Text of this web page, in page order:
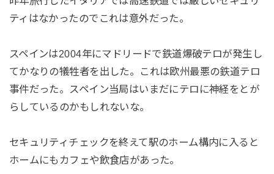
ティはなかったのでこれは意外だった。
スペインは2004年にマドリードで鉄道爆破テロが発生し
てかなりの犠牲者を出した。これは欧州最悪の鉄道テロ
事件だった。スペイン当局はいまだにテロに神経をとが
らしているのかもしれないな。
セキュリティチェックを終えて駅のホーム構内に入ると
ホームにもカフェや飲食店があった。